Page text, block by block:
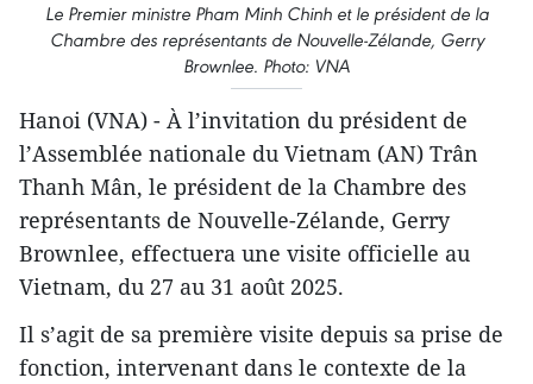
Le Premier ministre Pham Minh Chinh et le président de la
Chambre des représentants de Nouvelle-Zélande, Gerry
Brownlee. Photo: VNA
Hanoi (VNA) - À l’invitation du président de
l’Assemblée nationale du Vietnam (AN) Trân
Thanh Mân, le président de la Chambre des
représentants de Nouvelle-Zélande, Gerry
Brownlee, effectuera une visite officielle au
Vietnam, du 27 au 31 août 2025.
Il s’agit de sa première visite depuis sa prise de
fonction, intervenant dans le contexte de la